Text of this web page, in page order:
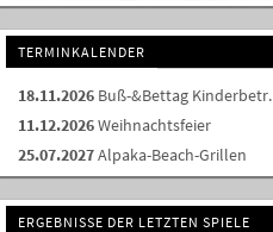
TERMINKALENDER
18.11.2026 Buß-&Bettag Kinderbetr.
11.12.2026Weihnachtsfeier
25.07.2027Alpaka-Beach-Grillen
ERGEBNISSE DER LETZTEN SPIELE